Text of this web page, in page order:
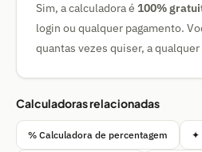
Sim, a calculadora é 100%
login ou qualquer pagamento.
quantas vezes quiser, a
Calculadoras relacionadas
% Calculadora de percentagem ✦